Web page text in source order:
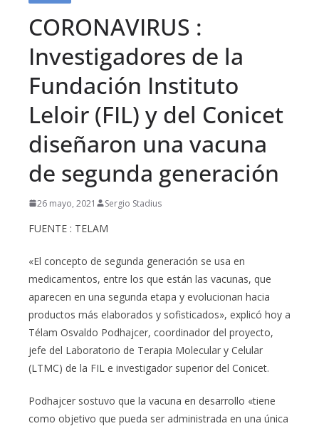
CORONAVIRUS :
Investigadores de la
Fundación Instituto
Leloir (FIL) y del Conicet
diseñaron una vacuna
de segunda generación
26 mayo, 2021 Sergio Stadius
FUENTE : TELAM
«El concepto de segunda generación se usa en
medicamentos, entre los que están las vacunas, que
aparecen en una segunda etapa y evolucionan hacia
productos más elaborados y sofisticados», explicó hoy a
Télam Osvaldo Podhajcer, coordinador del proyecto,
jefe del Laboratorio de Terapia Molecular y Celular
(LTMC) de la FIL e investigador superior del Conicet.
Podhajcer sostuvo que la vacuna en desarrollo «tiene
como objetivo que pueda ser administrada en una única